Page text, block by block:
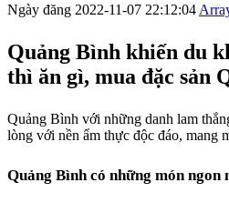
Ngày đăng 2022-11-07 22:12:04
Quảng Bình khiến du
thì ăn gì, mua đặc sản
Quảng Bình với những danh lam
lòng với nền ẩm thực độc đáo, mang
Quảng Bình có những món ngon